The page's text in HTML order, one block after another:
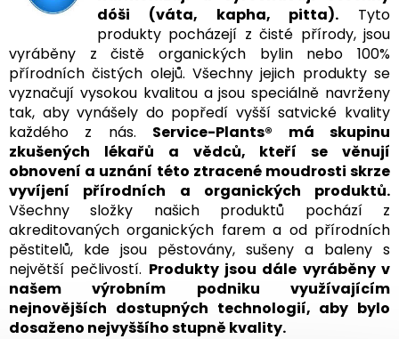
dóši (váta, kapha, pitta). Tyto
produkty pocházejí z čisté přírody, jsou
vyráběny z čistě organických bylin nebo 100%
přírodních čistých olejů. Všechny jejich produkty se
vyznačují vysokou kvalitou a jsou speciálně navrženy
tak, aby vynášely do popředí vyšší satvické kvality
každého z nás. Service-Plants® má skupinu
zkušených lékařů a vědců, kteří se věnují
obnovení a uznání této ztracené moudrosti skrze
vyvíjení přírodních a organických produktů.
Všechny složky našich produktů pochází z
akreditovaných organických farem a od přírodních
pěstitelů, kde jsou pěstovány, sušeny a baleny s
největší pečlivostí. Produkty jsou dále vyráběny v
našem výrobním podniku využívajícím
nejnovějších dostupných technologií, aby bylo
dosaženo nejvyššího stupně kvality.